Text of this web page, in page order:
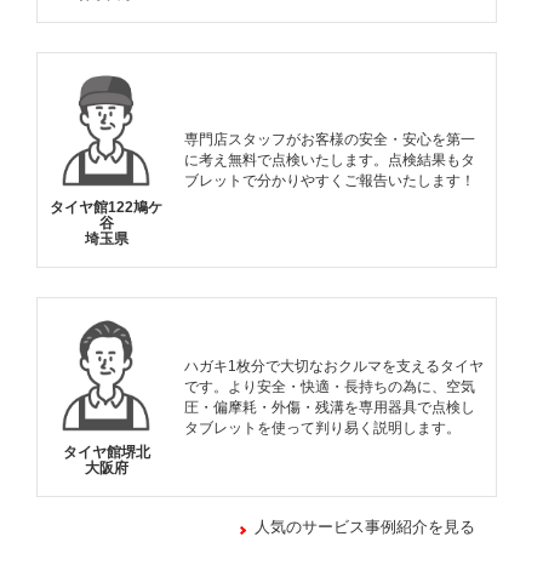
タイヤ館122鳩ケ
谷
埼玉県
専門店スタッフがお客様の安全・安心を第一
に考え無料で点検いたします。点検結果もタ
ブレットで分かりやすくご報告いたします！
タイヤ館堺北
大阪府
ハガキ1枚分で大切なおクルマを支えるタイヤ
です。より安全・快適・長持ちの為に、空気
圧・偏摩耗・外傷・残溝を専用器具で点検し
タブレットを使って判り易く説明します。
人気のサービス事例紹介を見る